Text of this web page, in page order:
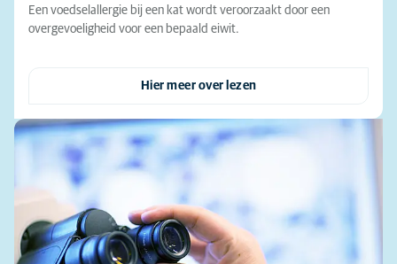
Een voedselallergie bij een kat wordt veroorzaakt door een
overgevoeligheid voor een bepaald eiwit.
Hier meer over lezen